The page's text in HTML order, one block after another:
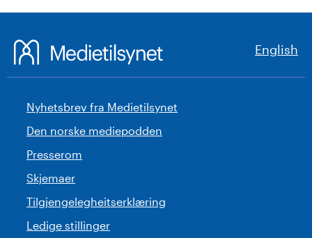
English
Nyhetsbrev fra Medietilsynet
Den norske mediepodden
Presserom
Skjemaer
Tilgjengelegheitserklæring
Ledige stillinger